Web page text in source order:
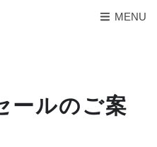
MENU
ールのご案